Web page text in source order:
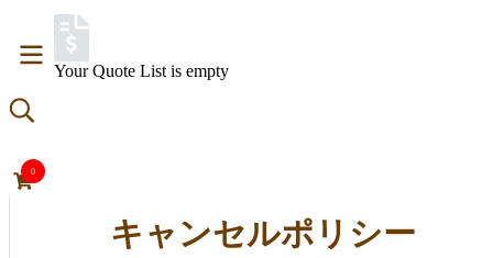
THAIKANYA'S CBD INTERNATIONAL SHIPPING
Your Quote List is empty
0
キャンセルポリシー